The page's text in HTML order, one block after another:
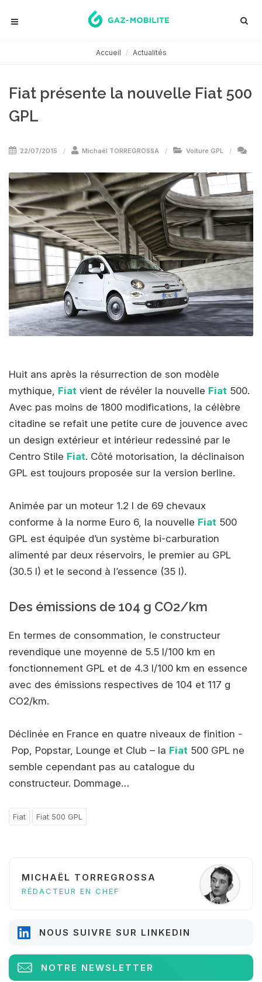
Accueil Actualités
Fiat présente la nouvelle Fiat 500
GPL
22/07/2015 Michaël TORREGROSSA Voiture GPL
Huit ans après la résurrection de son modèle
mythique, Fiat vient de révéler la nouvelle Fiat 500.
Avec pas moins de 1800 modifications, la célèbre
citadine se refait une petite cure de jouvence avec
un design extérieur et intérieur redessiné par le
Centro Stile Fiat. Côté motorisation, la déclinaison
GPL est toujours proposée sur la version berline.
Animée par un moteur 1.2 l de 69 chevaux
conforme à la norme Euro 6, la nouvelle Fiat 500
GPL est équipée d’un système bi-carburation
alimenté par deux réservoirs, le premier au GPL
(30.5 l) et le second à l’essence (35 l).
Des émissions de 104 g CO2/km
En termes de consommation, le constructeur
revendique une moyenne de 5.5 l/100 km en
fonctionnement GPL et de 4.3 l/100 km en essence
avec des émissions respectives de 104 et 117 g
CO2/km.
Déclinée en France en quatre niveaux de finition -
Pop, Popstar, Lounge et Club – la Fiat 500 GPL ne
semble cependant pas au catalogue du
constructeur. Dommage…
Fiat Fiat 500 GPL
MICHAËL TORREGROSSA
RÉDACTEUR EN CHEF
NOUS SUIVRE SUR LINKEDIN
NOTRE NEWSLETTER